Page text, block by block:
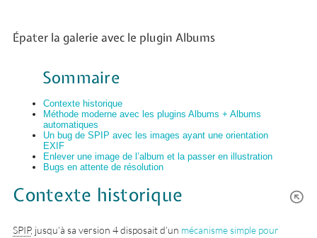
Épater la galerie avec le plugin Albums
Sommaire
Contexte historique
Méthode moderne avec les plugins Albums + Albums
automatiques
Un bug de SPIP avec les images ayant une orientation
EXIF
Enlever une image de l’album et la passer en illustration
Bugs en attente de résolution
Contexte historique
SPIP, jusqu’à sa version 4 disposait d’un mécanisme simple pour